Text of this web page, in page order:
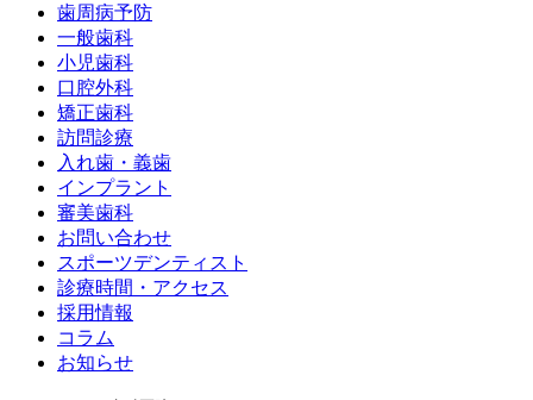
歯周病予防
一般歯科
小児歯科
口腔外科
矯正歯科
訪問診療
入れ歯・義歯
インプラント
審美歯科
お問い合わせ
スポーツデンティスト
診療時間・アクセス
採用情報
コラム
お知らせ